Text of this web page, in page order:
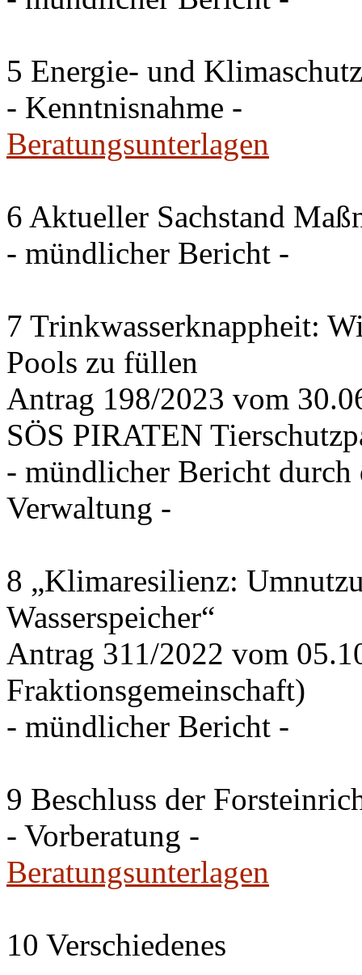
5 Energie- und
- Kenntnisnahme -
Beratungsunterlagen
6 Aktueller Sachstand
- mündlicher Bericht -
7 Trinkwasserknappheit:
Pools zu füllen
Antrag 198/2023 vom
SÖS PIRATEN
- mündlicher Bericht
Verwaltung -
8 „Klimaresilienz:
Wasserspeicher“
Antrag 311/2022 vom
Fraktionsgemeinschaft)
- mündlicher Bericht -
9 Beschluss der
- Vorberatung -
Beratungsunterlagen
10 Verschiedenes